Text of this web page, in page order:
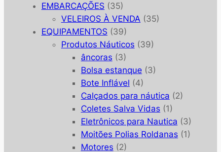
EMBARCAÇÕES (35)
VELEIROS À VENDA (35)
EQUIPAMENTOS (39)
Produtos Náuticos (39)
âncoras (3)
Bolsa estanque (3)
Bote Inflável (4)
Calçados para náutica (2)
Coletes Salva Vidas (1)
Eletrônicos para Nautica (3)
Moitões Polias Roldanas (1)
Motores (2)